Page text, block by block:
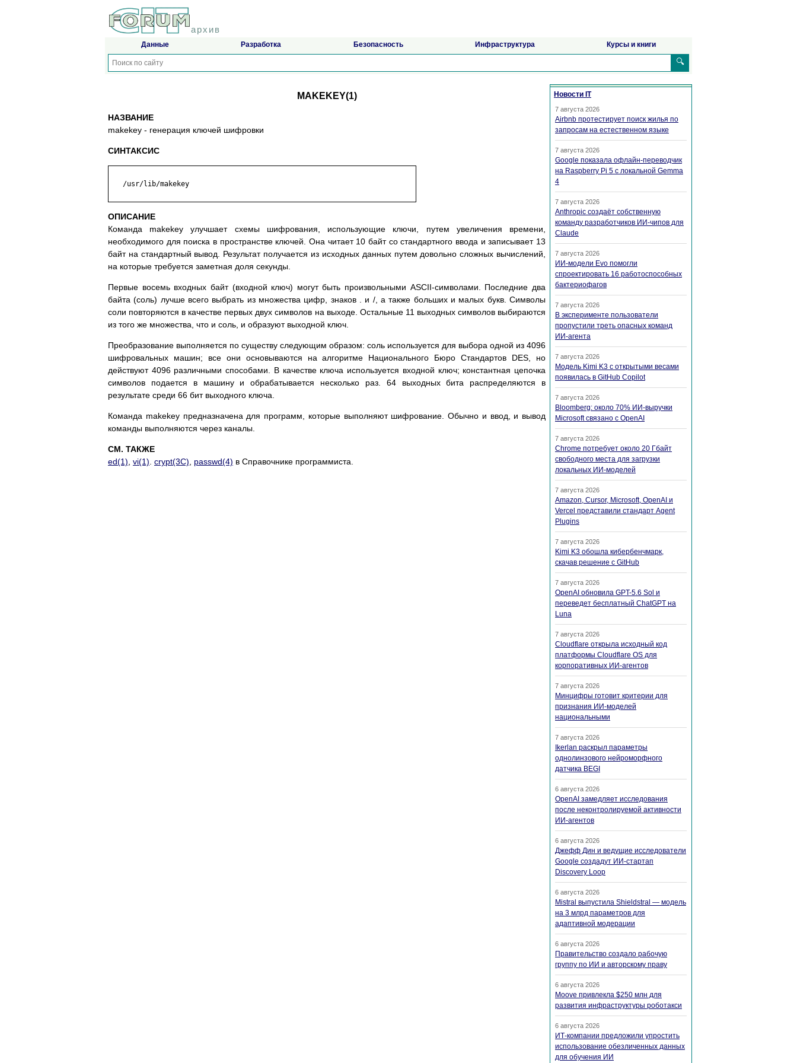
архив
Данные Разработка Безопасность Инфраструктура Курсы и книги
🔍
MAKEKEY(1)
НАЗВАНИЕ
makekey - генерация ключей шифровки
СИНТАКСИС
   /usr/lib/makekey
ОПИСАНИЕ
Команда makekey улучшает схемы шифрования, использующие ключи, путем увеличения времени,
необходимого для поиска в пространстве ключей. Она читает 10 байт со стандартного ввода и записывает 13
байт на стандартный вывод. Результат получается из исходных данных путем довольно сложных вычислений,
на которые требуется заметная доля секунды.
Первые восемь входных байт (входной ключ) могут быть произвольными ASCII-символами. Последние два
байта (соль) лучше всего выбрать из множества цифр, знаков . и /, а также больших и малых букв. Символы
соли повторяются в качестве первых двух символов на выходе. Остальные 11 выходных символов выбираются
из того же множества, что и соль, и образуют выходной ключ.
Преобразование выполняется по существу следующим образом: соль используется для выбора одной из 4096
шифровальных машин; все они основываются на алгоритме Национального Бюро Стандартов DES, но
действуют 4096 различными способами. В качестве ключа используется входной ключ; константная цепочка
символов подается в машину и обрабатывается несколько раз. 64 выходных бита распределяются в
результате среди 66 бит выходного ключа.
Команда makekey предназначена для программ, которые выполняют шифрование. Обычно и ввод, и вывод
команды выполняются через каналы.
СМ. ТАКЖЕ
ed(1) vi(1) crypt(3C) passwd(4) в Справочнике программиста.
Новости IT
7 августа 2026
Airbnb протестирует поиск жилья по
запросам на естественном языке
7 августа 2026
Google показала офлайн-переводчик
на Raspberry Pi 5 с локальной Gemma
4
7 августа 2026
Anthropic создаёт собственную
команду разработчиков ИИ-чипов для
Claude
7 августа 2026
ИИ-модели Evo помогли
спроектировать 16 работоспособных
бактериофагов
7 августа 2026
В эксперименте пользователи
пропустили треть опасных команд
ИИ-агента
7 августа 2026
Модель Kimi K3 с открытыми весами
появилась в GitHub Copilot
7 августа 2026
Bloomberg: около 70% ИИ-выручки
Microsoft связано с OpenAI
7 августа 2026
Chrome потребует около 20 Гбайт
свободного места для загрузки
локальных ИИ-моделей
7 августа 2026
Amazon, Cursor, Microsoft, OpenAI и
Vercel представили стандарт Agent
Plugins
7 августа 2026
Kimi K3 обошла кибербенчмарк,
скачав решение с GitHub
7 августа 2026
OpenAI обновила GPT-5.6 Sol и
переведет бесплатный ChatGPT на
Luna
7 августа 2026
Cloudflare открыла исходный код
платформы Cloudflare OS для
корпоративных ИИ-агентов
7 августа 2026
Минцифры готовит критерии для
признания ИИ-моделей
национальными
7 августа 2026
Ikerlan раскрыл параметры
однолинзового нейроморфного
датчика BEGI
6 августа 2026
OpenAI замедляет исследования
после неконтролируемой активности
ИИ-агентов
6 августа 2026
Джефф Дин и ведущие исследователи
Google создадут ИИ-стартап
Discovery Loop
6 августа 2026
Mistral выпустила Shieldstral — модель
на 3 млрд параметров для
адаптивной модерации
6 августа 2026
Правительство создало рабочую
группу по ИИ и авторскому праву
6 августа 2026
Moove привлекла $250 млн для
развития инфраструктуры роботакси
6 августа 2026
ИТ-компании предложили упростить
использование обезличенных данных
для обучения ИИ